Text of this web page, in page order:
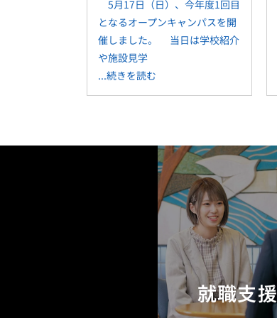
5月17日（日）、今年度1回目
となるオープンキャンパスを開
催しました。 当日は学校紹介
や施設見学
...続きを読む
就職支援